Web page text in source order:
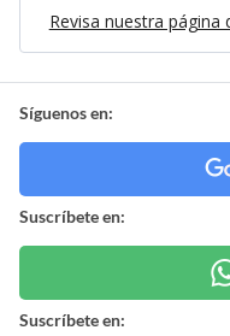
Revisa nuestra página
Síguenos en:
Suscríbete en:
Suscríbete en: